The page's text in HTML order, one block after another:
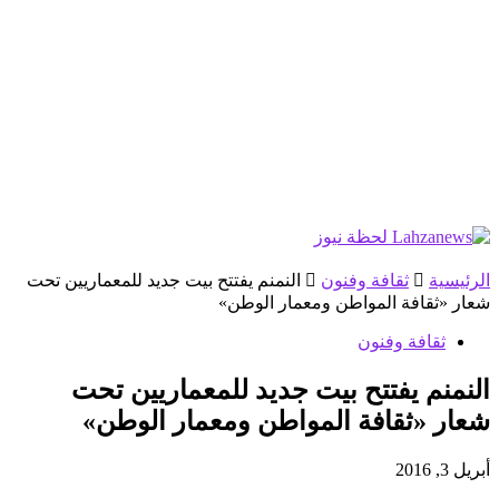
الرئيسية ثقافة وفنون
النمنم يفتتح بيت جديد للمعماريين تحت
شعار «ثقافة المواطن ومعمار الوطن»
ثقافة وفنون
النمنم يفتتح بيت جديد للمعماريين تحت
شعار «ثقافة المواطن ومعمار الوطن»
أبريل 3, 2016